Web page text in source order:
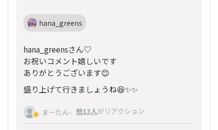
hana_greens
hana_greensさん♡
お祝いコメント嬉しいです
ありがとうございます😊
盛り上げて行きましょうね😆✨✨
まーたん、 他13人がリアクション